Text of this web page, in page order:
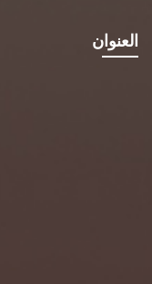
العنوان